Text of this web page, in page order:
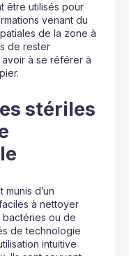
être utilisés pour
venant du
de la zone à
de rester
avoir à se référer à
stériles
munis d’un
à nettoyer
ou de
de technologie
intuitive